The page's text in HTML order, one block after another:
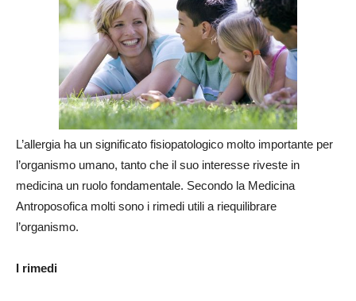
L’allergia ha un significato fisiopatologico molto importante per
l’organismo umano, tanto che il suo interesse riveste in
medicina un ruolo fondamentale. Secondo la Medicina
Antroposofica molti sono i rimedi utili a riequilibrare
l’organismo.
I rimedi